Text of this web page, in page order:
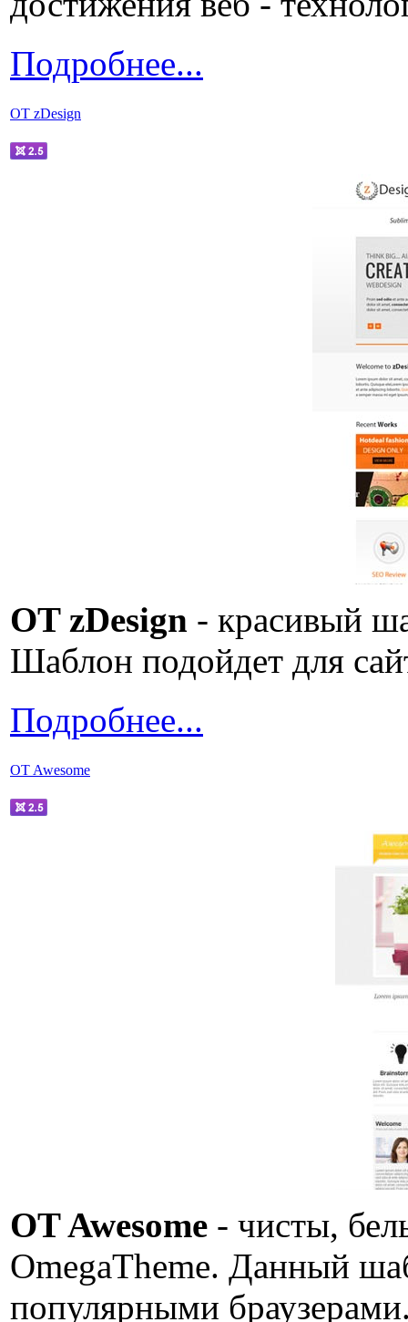
Подробнее...
OT zDesign
OT zDesign - красивый
Шаблон подойдет для
Подробнее...
OT Awesome
OT Awesome - чисты,
OmegaTheme. Данный
популярными